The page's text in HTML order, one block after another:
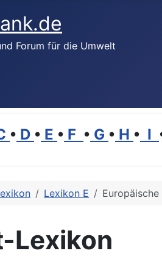
Forum für die Umwelt
• D • E • F • G • H • I
Lexikon E
Lexikon